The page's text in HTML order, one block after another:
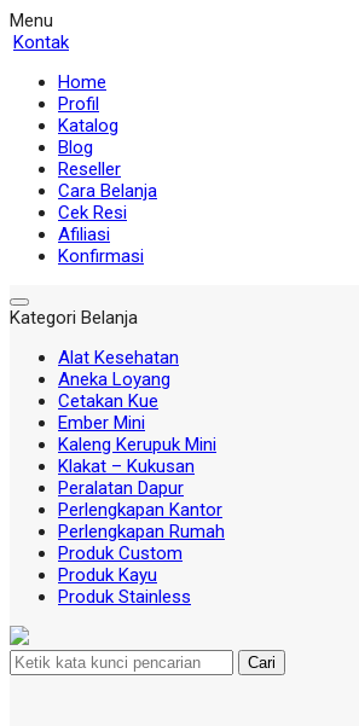
Menu
Kontak
Home
Profil
Katalog
Blog
Reseller
Cara Belanja
Cek Resi
Afiliasi
Konfirmasi
Kategori Belanja
Alat Kesehatan
Aneka Loyang
Cetakan Kue
Ember Mini
Kaleng Kerupuk Mini
Klakat – Kukusan
Peralatan Dapur
Perlengkapan Kantor
Perlengkapan Rumah
Produk Custom
Produk Kayu
Produk Stainless
Cari